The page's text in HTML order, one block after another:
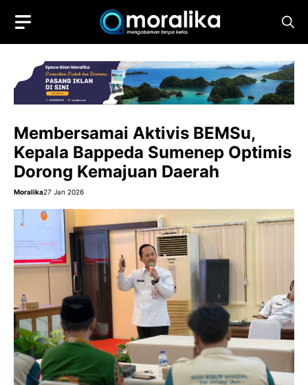
content
Membersamai Aktivis BEMSu,
Kepala Bappeda Sumenep Optimis
Dorong Kemajuan Daerah
Moralika27 Jan 2026